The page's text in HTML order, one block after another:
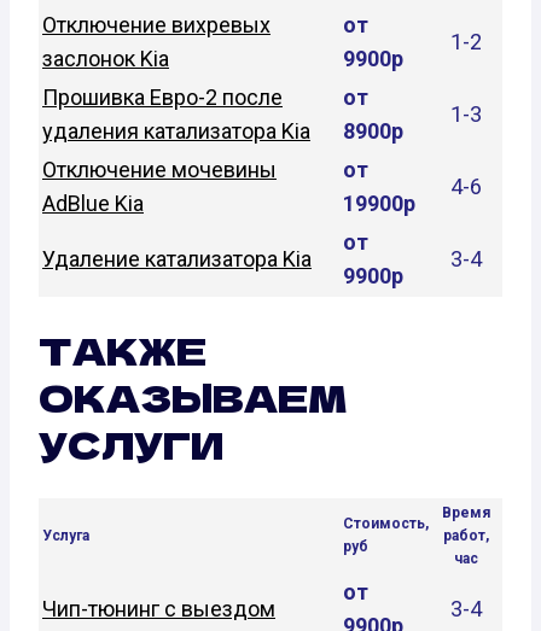
Отключение вихревых
заслонок Kia
от
9900р
1-2
Прошивка Евро-2 после
удаления катализатора Kia
от
8900р
1-3
Отключение мочевины
AdBlue Kia
от
19900р
4-6
Удаление катализатора Kia
от
9900р
3-4
ТАКЖЕ
ОКАЗЫВАЕМ
УСЛУГИ
Услуга
Стоимость,
руб
Время
работ,
час
Чип-тюнинг с выездом
от
9900р
3-4